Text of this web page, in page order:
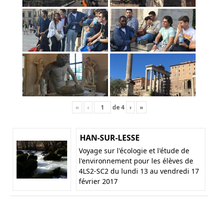
« ‹ de4 › »
HAN-SUR-LESSE
Voyage sur l'écologie et l'étude de
l'environnement pour les élèves de
4LS2-SC2 du lundi 13 au vendredi 17
février 2017